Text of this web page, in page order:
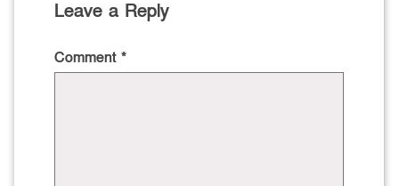
Leave a Reply
Comment *